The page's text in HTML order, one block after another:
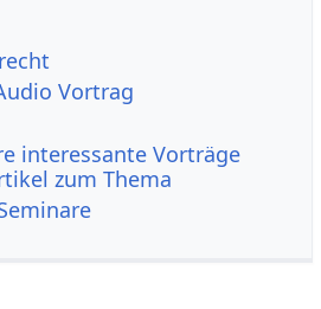
Vortrag
interessante Vorträge
zum Thema